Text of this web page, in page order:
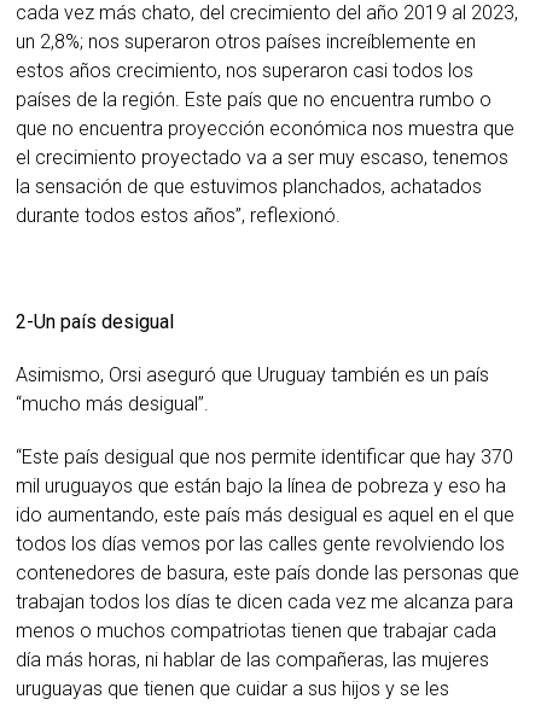
cada vez más chato, del crecimiento del año 2019 al 2023,
un 2,8%; nos superaron otros países increíblemente en
estos años crecimiento, nos superaron casi todos los
países de la región. Este país que no encuentra rumbo o
que no encuentra proyección económica nos muestra que
el crecimiento proyectado va a ser muy escaso, tenemos
la sensación de que estuvimos planchados, achatados
durante todos estos años”, reflexionó.
2-Un país desigual
Asimismo, Orsi aseguró que Uruguay también es un país
“mucho más desigual”.
“Este país desigual que nos permite identificar que hay 370
mil uruguayos que están bajo la línea de pobreza y eso ha
ido aumentando, este país más desigual es aquel en el que
todos los días vemos por las calles gente revolviendo los
contenedores de basura, este país donde las personas que
trabajan todos los días te dicen cada vez me alcanza para
menos o muchos compatriotas tienen que trabajar cada
día más horas, ni hablar de las compañeras, las mujeres
uruguayas que tienen que cuidar a sus hijos y se les